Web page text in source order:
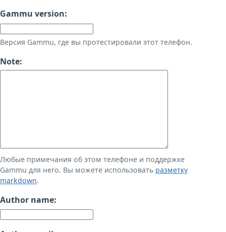
Gammu version:
Версия Gammu, где вы протестировали этот телефон.
Note:
Любые примечания об этом телефоне и поддержке
Gammu для него. Вы можете использовать разметку
markdown.
Author name: